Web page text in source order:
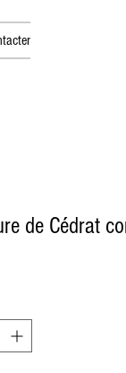
de Cédrat